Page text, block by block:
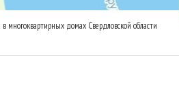
домах Свердловской области